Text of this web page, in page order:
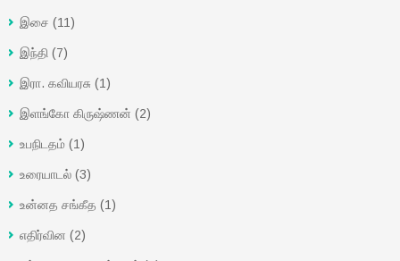
இசை (11)
இந்தி (7)
இரா. கவியரசு (1)
இளங்கோ கிருஷ்ணன் (2)
உபநிடதம் (1)
உரையாடல் (3)
உன்னத சங்கீத (1)
எதிர்வின (2)